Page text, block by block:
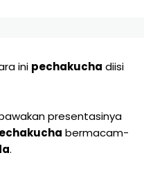
ini pechakucha diisi
presentasinya
bermacam-
.